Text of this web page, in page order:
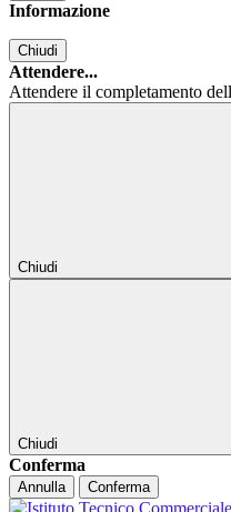
Informazione
Chiudi
Attendere...
Attendere il completamento
Chiudi
Chiudi
Conferma
Annulla Conferma